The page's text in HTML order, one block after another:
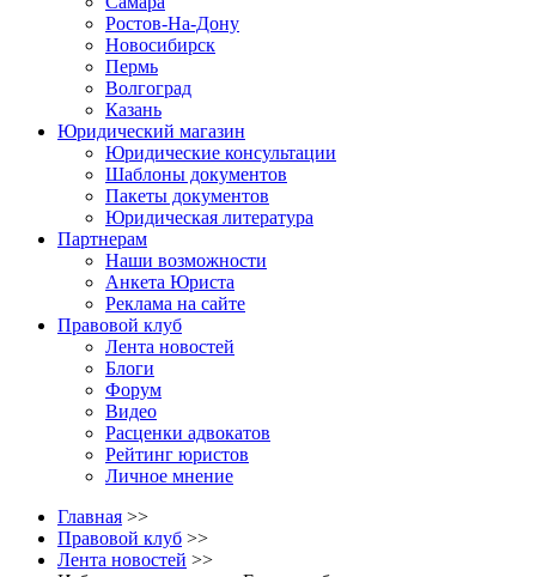
Ростов-На-Дону
Новосибирск
Пермь
Волгоград
Казань
Юридический магазин
Юридические консультации
Шаблоны документов
Пакеты документов
Юридическая литература
Партнерам
Наши возможности
Анкета Юриста
Реклама на сайте
Правовой клуб
Лента новостей
Блоги
Форум
Видео
Расценки адвокатов
Рейтинг юристов
Личное мнение
Главная >>
Правовой клуб >>
Лента новостей >>